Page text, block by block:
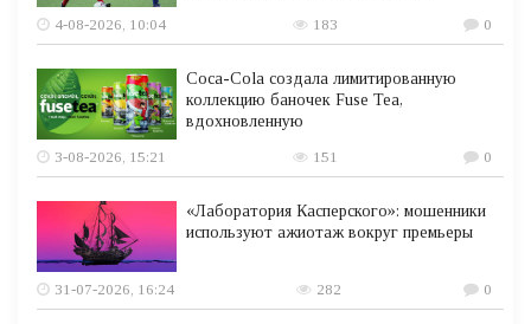
4-08-2026, 10:04
183 0
Coca-Cola создала лимитированную
коллекцию баночек Fuse Tea,
вдохновленную
3-08-2026, 15:21
151 0
«Лаборатория Касперского»: мошенники
используют ажиотаж вокруг премьеры
31-07-2026, 16:24 282 0